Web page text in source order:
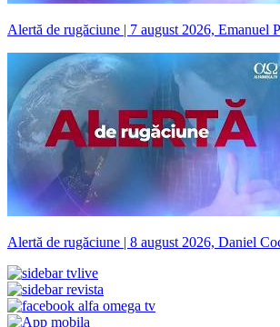
Alertă de rugăciune | 7 august 2026, Emanuel
Alertă de rugăciune | 8 august 2026, Daniel